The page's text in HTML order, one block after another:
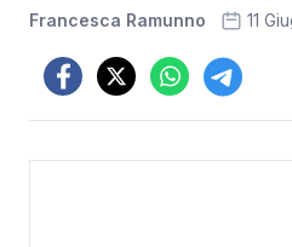
Francesca Ramunno 11